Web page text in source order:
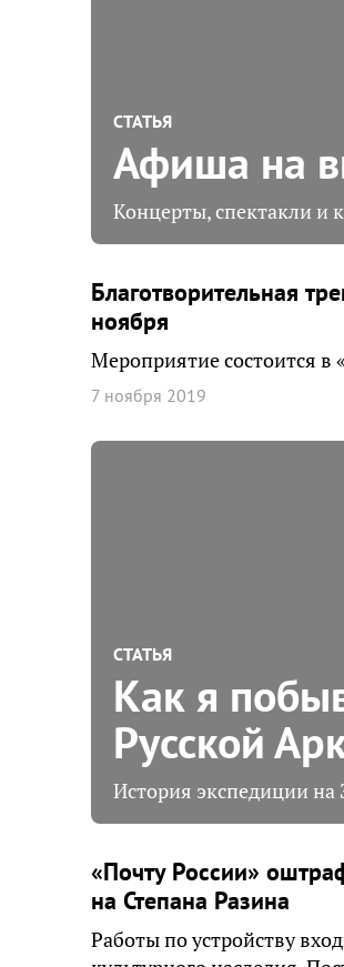
СТАТЬЯ
Афиша на
Концерты, спектакли и
Благотворительная
ноября
Мероприятие состоится в
7 ноября 2019
СТАТЬЯ
Как я
Русской
История экспедиции
«Почту России»
на Степана Разина
Работы по устройству